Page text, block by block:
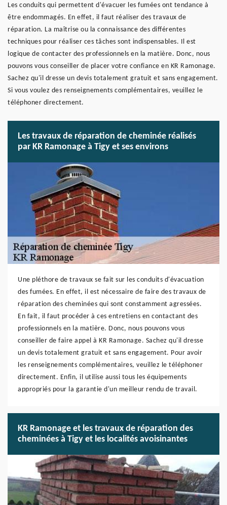
Les conduits qui permettent d'évacuer les fumées ont tendance à
être endommagés. En effet, il faut réaliser des travaux de
réparation. La maîtrise ou la connaissance des différentes
techniques pour réaliser ces tâches sont indispensables. Il est
logique de contacter des professionnels en la matière. Donc, nous
pouvons vous conseiller de placer votre confiance en KR Ramonage.
Sachez qu'il dresse un devis totalement gratuit et sans engagement.
Si vous voulez des renseignements complémentaires, veuillez le
téléphoner directement.
Les travaux de réparation de cheminée réalisés
par KR Ramonage à Tigy et ses environs
Une pléthore de travaux se fait sur les conduits d'évacuation
des fumées. En effet, il est nécessaire de faire des travaux de
réparation des cheminées qui sont constamment agressées.
En fait, il faut procéder à ces entretiens en contactant des
professionnels en la matière. Donc, nous pouvons vous
conseiller de faire appel à KR Ramonage. Sachez qu'il dresse
un devis totalement gratuit et sans engagement. Pour avoir
les renseignements complémentaires, veuillez le téléphoner
directement. Enfin, il utilise aussi tous les équipements
appropriés pour la garantie d'un meilleur rendu de travail.
KR Ramonage et les travaux de réparation des
cheminées à Tigy et les localités avoisinantes